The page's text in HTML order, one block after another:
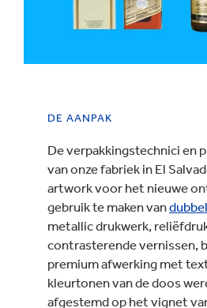
DE AANPAK
De verpakkingstechnici en
van onze fabriek in El
artwork voor het nieuwe
gebruik te maken van
metallic drukwerk,
contrasterende vernissen,
premium afwerking met
kleurtonen van de doos
afgestemd op het vignet